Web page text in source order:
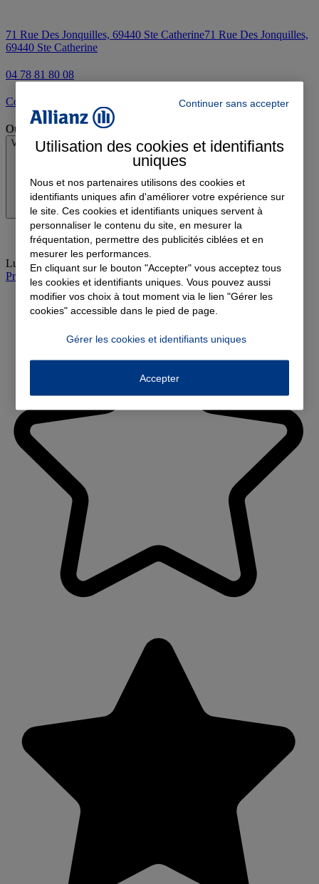
71 Rue Des Jonquilles, 69440 Ste Catherine71 Rue Des Jonquilles,
69440 Ste Catherine
04 78 81 80 08
Contacter l'agence par e-mail
Ouvert
Voir les horaires
Lundi:
08:30-12:00, 13:30-18:00
Prendre rendez-vous à l'agence
Continuer sans accepter
Utilisation des cookies et identifiants
uniques
Nous et nos partenaires utilisons des cookies et
identifiants uniques afin d'améliorer votre expérience sur
le site. Ces cookies et identifiants uniques servent à
personnaliser le contenu du site, en mesurer la
fréquentation, permettre des publicités ciblées et en
mesurer les performances.
En cliquant sur le bouton "Accepter" vous acceptez tous
les cookies et identifiants uniques. Vous pouvez aussi
modifier vos choix à tout moment via le lien "Gérer les
cookies" accessible dans le pied de page.
Gérer les cookies et identifiants uniques
Accepter